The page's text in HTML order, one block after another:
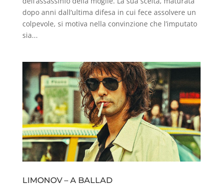
dopo anni dall’ultima difesa in cui fece assolvere un
colpevole, si motiva nella convinzione che l’imputato
sia...
LIMONOV – A BALLAD